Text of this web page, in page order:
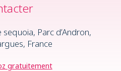
Parc d’Andron,
France
gratuitement